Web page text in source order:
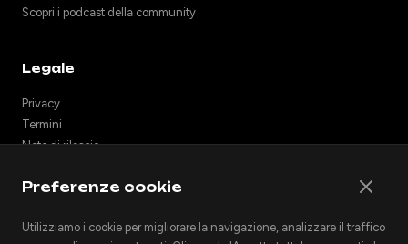
Scopri i podcast della community
Legale
Privacy
Termini
Note di rilascio
API
Preferenze cookie
Utilizziamo i cookie per migliorare la navigazione, analizzare il traffico